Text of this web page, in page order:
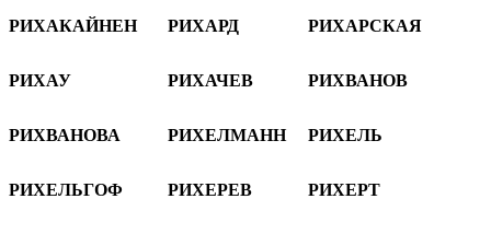
РИХАКАЙНЕН РИХАРД РИХАРСКАЯ
РИХАУ РИХАЧЕВ РИХВАНОВ
РИХВАНОВА РИХЕЛМАНН РИХЕЛЬ
РИХЕЛЬГОФ РИХЕРЕВ РИХЕРТ